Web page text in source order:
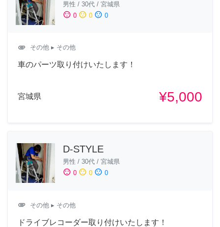
男性 / 30代 / 宮城県
sentiment_satisfied 0 sentiment_neutral 0 sentiment_dissatisfied 0
attachment その他 ▸ その他
車のパーツ取り付けいたします！
宮城県 ¥5,000
D-STYLE
男性 / 30代 / 宮城県
sentiment_satisfied 0 sentiment_neutral 0 sentiment_dissatisfied 0
attachment その他 ▸ その他
ドライブレコーダー取り付けいたします！